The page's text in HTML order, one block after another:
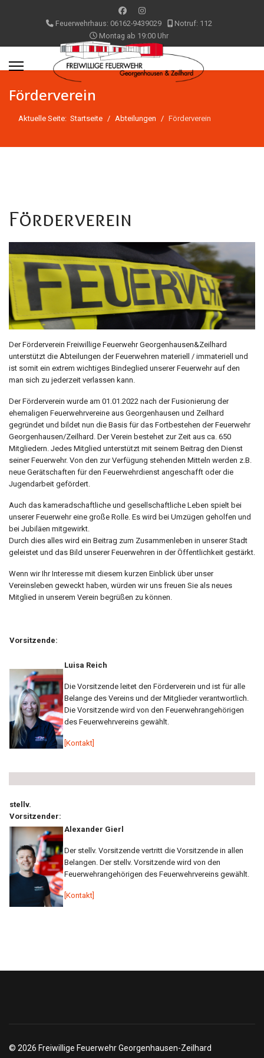
Feuerwehrhaus: 06162-9439029
Notruf: 112
Montag ab 19:00 Uhr
Förderverein
Aktuelle Seite: Startseite Abteilungen Förderverein
Förderverein
Der Förderverein Freiwillige Feuerwehr Georgenhausen&Zeilhard
unterstützt die Abteilungen der Feuerwehren materiell / immateriell und
ist somit ein extrem wichtiges Bindeglied unserer Feuerwehr auf den
man sich zu jederzeit verlassen kann.
Der Förderverein wurde am 01.01.2022 nach der Fusionierung der
ehemaligen Feuerwehrvereine aus Georgenhausen und Zeilhard
gegründet und bildet nun die Basis für das Fortbestehen der Feuerwehr
Georgenhausen/Zeilhard. Der Verein bestehet zur Zeit aus ca. 650
Mitgliedern. Jedes Mitglied unterstützt mit seinem Beitrag den Dienst
seiner Feuerwehr. Von den zur Verfügung stehenden Mitteln werden z.B.
neue Gerätschaften für den Feuerwehrdienst angeschafft oder die
Jugendarbeit gefördert.
Auch das kameradschaftliche und gesellschaftliche Leben spielt bei
unserer Feuerwehr eine große Rolle. Es wird bei Umzügen geholfen und
bei Jubiläen mitgewirkt.
Durch dies alles wird ein Beitrag zum Zusammenleben in unserer Stadt
geleistet und das Bild unserer Feuerwehren in der Öffentlichkeit gestärkt.
Wenn wir Ihr Interesse mit diesem kurzen Einblick über unser
Vereinsleben geweckt haben, würden wir uns freuen Sie als neues
Mitglied in unserem Verein begrüßen zu können.
Vorsitzende:
Luisa Reich
Die Vorsitzende leitet den Förderverein und ist für alle
Belange des Vereins und der Mitglieder verantwortlich.
Die Vorsitzende wird von den Feuerwehrangehörigen
des Feuerwehrvereins gewählt.
[Kontakt]
stellv.
Vorsitzender:
Alexander Gierl
Der stellv. Vorsitzende vertritt die Vorsitzende in allen
Belangen. Der stellv. Vorsitzende wird von den
Feuerwehrangehörigen des Feuerwehrvereins gewählt.
[Kontakt]
© 2026 Freiwillige Feuerwehr Georgenhausen-Zeilhard